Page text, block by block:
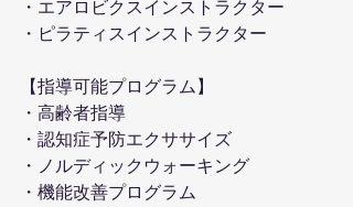
・エアロビクスインストラクター
・ピラティスインストラクター
【指導可能プログラム】
・高齢者指導
・認知症予防エクササイズ
・ノルディックウォーキング
・機能改善プログラム